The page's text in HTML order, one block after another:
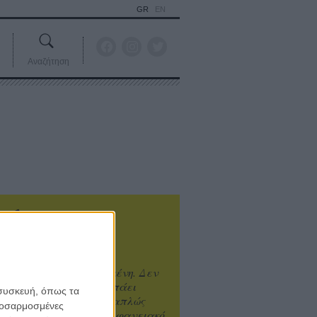
όπως τα
GR EN
Αναζήτηση
είναι υπερτιμημένη. Δεν
καλύτερο, δεν σε πάει
η επιτυχία. Είναι απλώς